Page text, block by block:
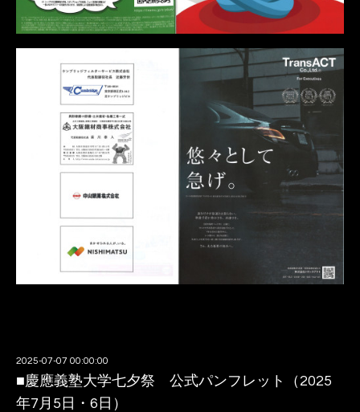
2025-07-07 00:00:00
■慶應義塾大学七夕祭 公式パンフレット（2025
年7月5日・6日）